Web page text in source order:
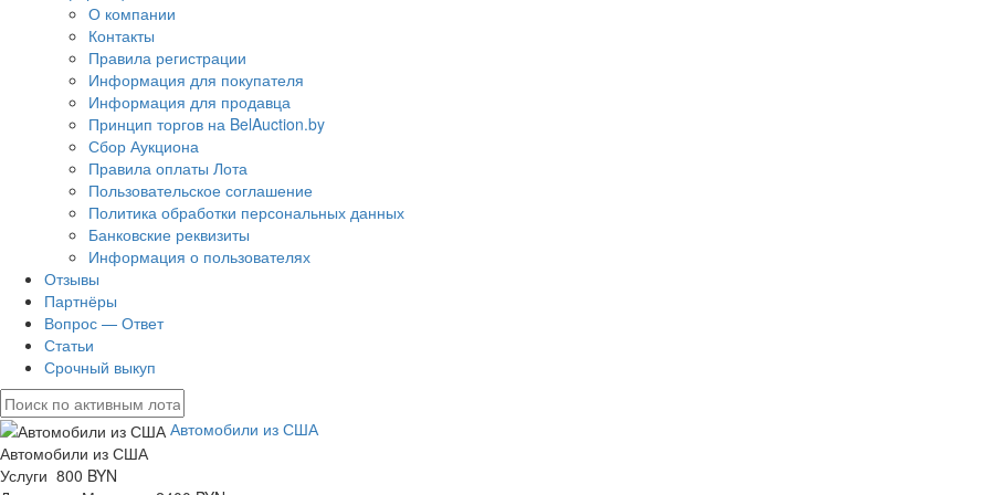
О компании
Контакты
Правила регистрации
Информация для покупателя
Информация для продавца
Принцип торгов на BelAuction.by
Сбор Аукциона
Правила оплаты Лота
Пользовательское соглашение
Политика обработки персональных данных
Банковские реквизиты
Информация о пользователях
Отзывы
Партнёры
Вопрос — Ответ
Статьи
Срочный выкуп
Автомобили из США
Автомобили из США
Услуги 800 BYN